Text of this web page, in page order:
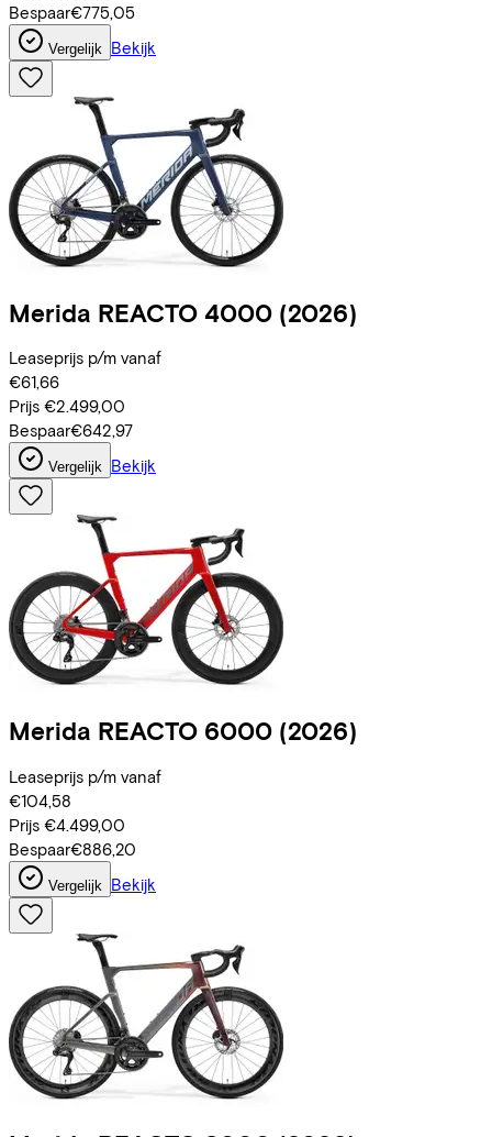
Bespaar€775,05
Vergelijk Bekijk
Merida REACTO 4000 (2026)
Leaseprijs p/m vanaf
€61,66
Prijs €2.499,00
Bespaar€642,97
Vergelijk Bekijk
Merida REACTO 6000 (2026)
Leaseprijs p/m vanaf
€104,58
Prijs €4.499,00
Bespaar€886,20
Vergelijk Bekijk